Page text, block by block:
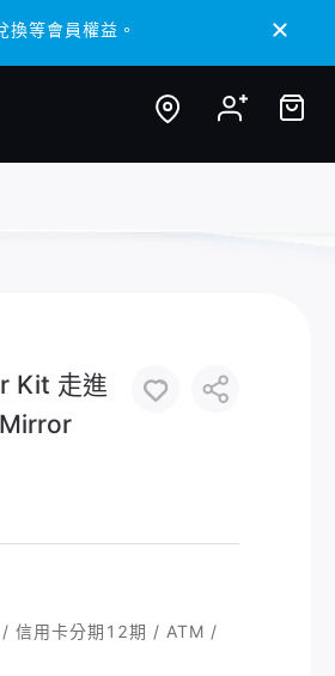
等會員權益。
等會員權益。
Kit 走進
信用卡分期12期 / ATM /